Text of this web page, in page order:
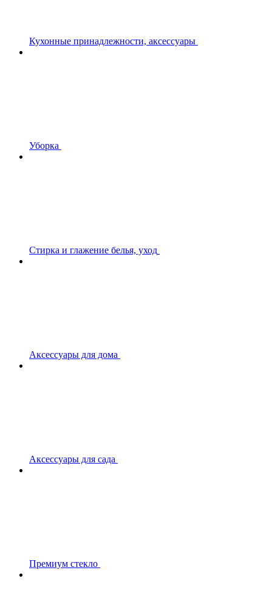
Кухонные принадлежности, аксессуары
Уборка
Стирка и глажение белья, уход
Аксессуары для дома
Аксессуары для сада
Премиум стекло